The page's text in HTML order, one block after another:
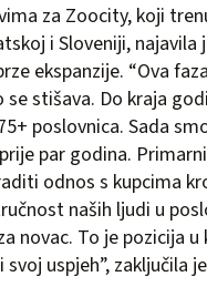
za Zoocity, koji
i Sloveniji, najavila
ekspanzije. “Ova
se stišava. Do kraja
poslovnica. Sada
par godina.
odnos s kupcima
naših ljudi u
novac. To je pozicija
uspjeh”, zaključila